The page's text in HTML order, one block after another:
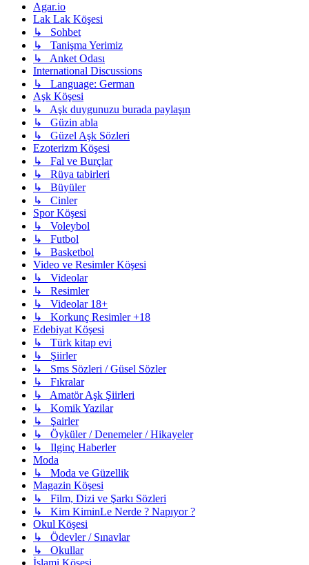
Agar.io
Lak Lak Köşesi
↳ Sohbet
↳ Tanişma Yerimiz
↳ Anket Odası
International Discussions
↳ Language: German
Aşk Köşesi
↳ Aşk duygunuzu burada paylaşın
↳ Güzin abla
↳ Güzel Aşk Sözleri
Ezoterizm Köşesi
↳ Fal ve Burçlar
↳ Rüya tabirleri
↳ Büyüler
↳ Cinler
Spor Köşesi
↳ Voleybol
↳ Futbol
↳ Basketbol
Video ve Resimler Köşesi
↳ Videolar
↳ Resimler
↳ Videolar 18+
↳ Korkunç Resimler +18
Edebiyat Köşesi
↳ Türk kitap evi
↳ Şiirler
↳ Sms Sözleri / Güsel Sözler
↳ Fıkralar
↳ Amatör Aşk Şiirleri
↳ Komik Yazilar
↳ Şairler
↳ Öyküler / Denemeler / Hikayeler
↳ Ilginç Haberler
Moda
↳ Moda ve Güzellik
Magazin Köşesi
↳ Film, Dizi ve Şarkı Sözleri
↳ Kim KiminLe Nerde ? Napıyor ?
Okul Köşesi
↳ Ödevler / Sınavlar
↳ Okullar